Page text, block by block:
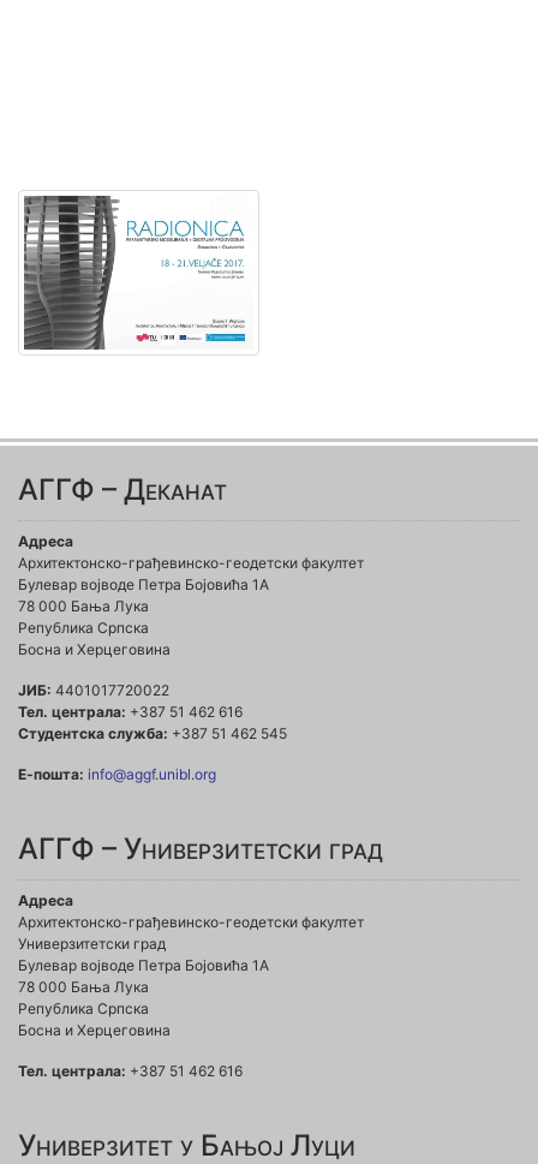
АГГФ – Деканат
Адреса
Архитектонско-грађевинско-геодетски факултет
Булевар војводе Петра Бојовића 1A
78 000 Бања Лука
Република Српска
Босна и Херцеговина
ЈИБ: 4401017720022
Тел. централа: +387 51 462 616
Студентска служба: +387 51 462 545
Е-пошта: info@aggf.unibl.org
АГГФ – Универзитетски град
Адреса
Архитектонско-грађевинско-геодетски факултет
Универзитетски град
Булевар војводе Петра Бојовића 1A
78 000 Бања Лука
Република Српска
Босна и Херцеговина
Тел. централа: +387 51 462 616
Универзитет у Бањој Луци